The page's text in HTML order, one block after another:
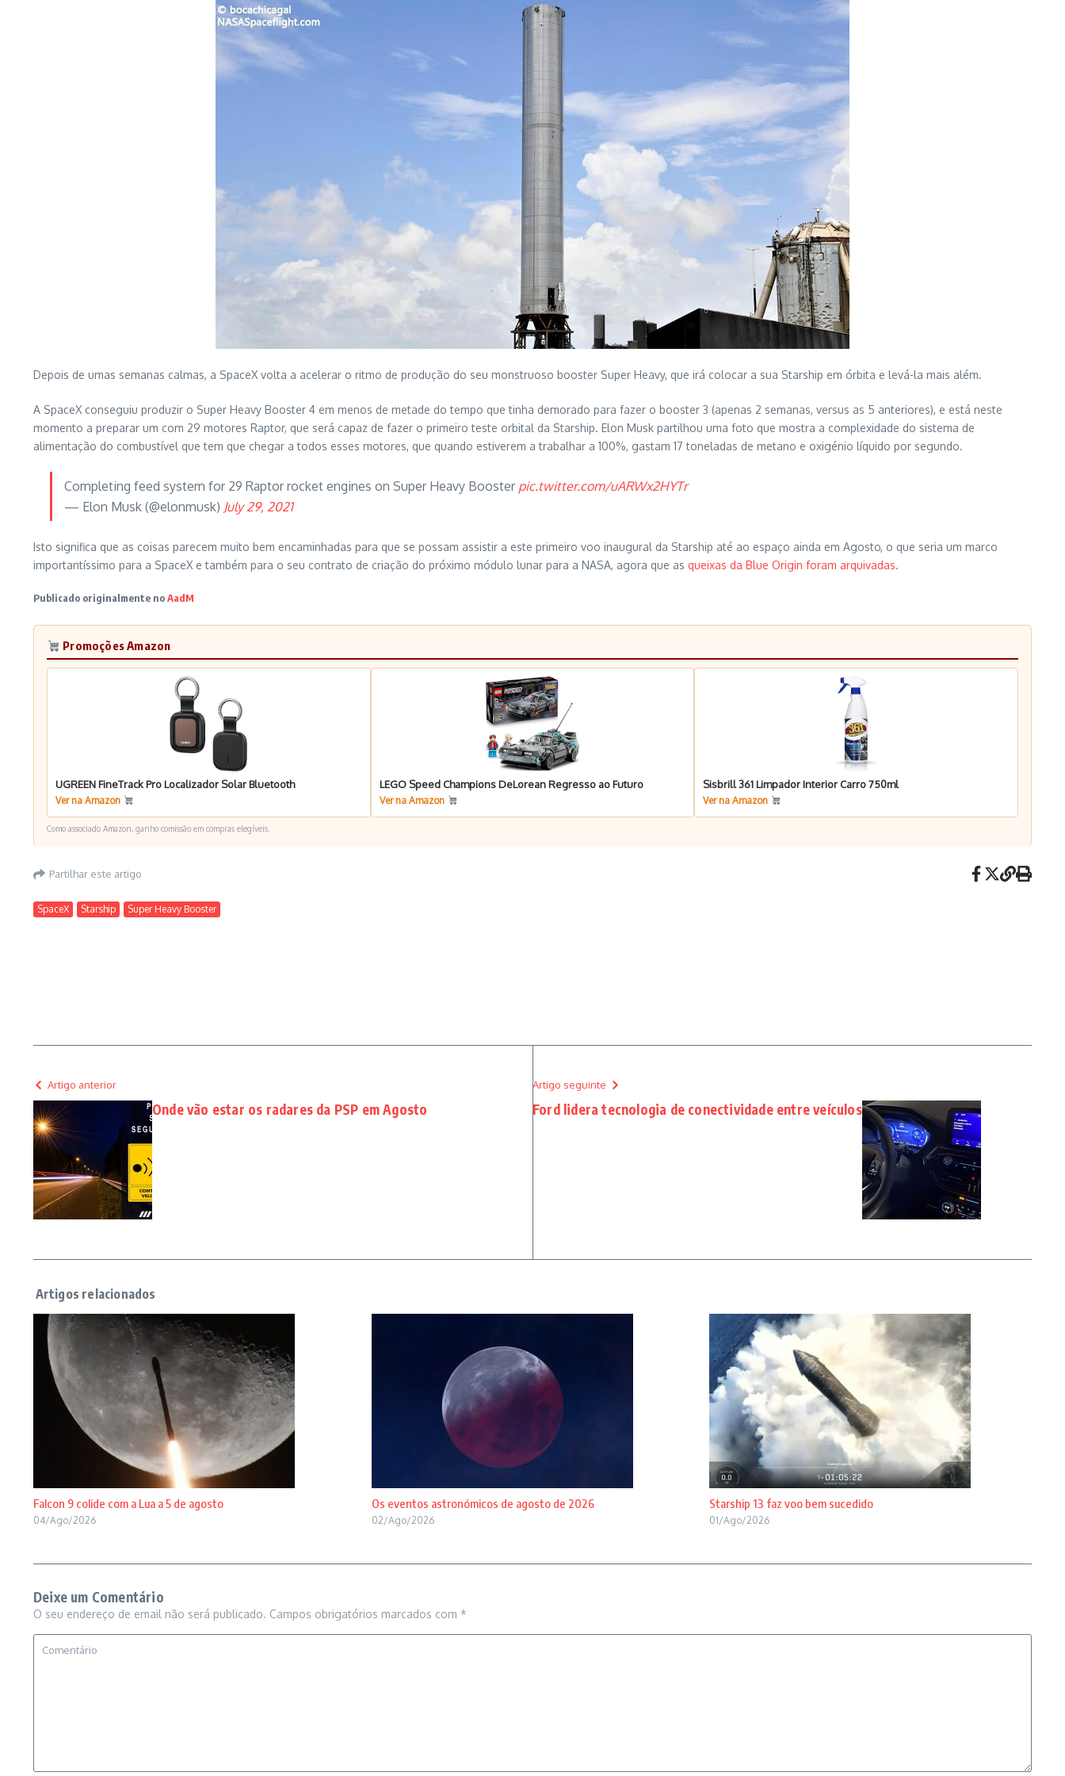
Depois de umas semanas calmas, a SpaceX volta a acelerar o ritmo de produção do seu monstruoso booster Super Heavy, que irá colocar a sua Starship em órbita e levá-la mais além.
A SpaceX conseguiu produzir o Super Heavy Booster 4 em menos de metade do tempo que tinha demorado para fazer o booster 3 (apenas 2 semanas, versus as 5 anteriores), e está neste
momento a preparar um com 29 motores Raptor, que será capaz de fazer o primeiro teste orbital da Starship. Elon Musk partilhou uma foto que mostra a complexidade do sistema de
alimentação do combustível que tem que chegar a todos esses motores, que quando estiverem a trabalhar a 100%, gastam 17 toneladas de metano e oxigénio líquido por segundo.
Completing feed system for 29 Raptor rocket engines on Super Heavy Booster pic.twitter.com/uARWx2HYTr
— Elon Musk (@elonmusk) July 29, 2021
Isto significa que as coisas parecem muito bem encaminhadas para que se possam assistir a este primeiro voo inaugural da Starship até ao espaço ainda em Agosto, o que seria um marco
importantíssimo para a SpaceX e também para o seu contrato de criação do próximo módulo lunar para a NASA, agora que as queixas da Blue Origin foram arquivadas.
Publicado originalmente noAadM
Promoções Amazon
UGREEN FineTrack Pro Localizador Solar Bluetooth
Ver na Amazon
LEGO Speed Champions DeLorean Regresso ao Futuro
Ver na Amazon
Sisbrill 361 Limpador Interior Carro 750ml
Ver na Amazon
Como associado Amazon, ganho comissão em compras elegíveis.
Partilhar este artigo
SpaceX Starship Super Heavy Booster
Artigo anterior
Onde vão estar os radares da PSP em Agosto
Artigo seguinte
Ford lidera tecnologia de conectividade entre veículos
Falcon 9 colide com a Lua a 5 de agosto
04/Ago/2026
Os eventos astronómicos de agosto de 2026
02/Ago/2026
Starship 13 faz voo bem sucedido
01/Ago/2026
Deixe um Comentário
O seu endereço de email não será publicado. Campos obrigatórios marcados com *